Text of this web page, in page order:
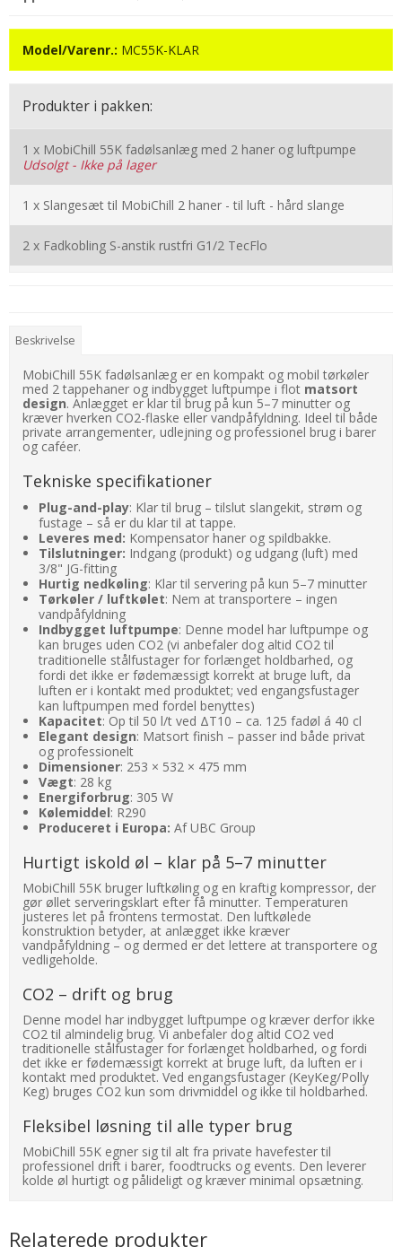
Model/Varenr.: MC55K-KLAR
Produkter i pakken:
1 x MobiChill 55K fadølsanlæg med 2 haner og luftpumpe
Udsolgt - Ikke på lager
1 x Slangesæt til MobiChill 2 haner - til luft - hård slange
2 x Fadkobling S-anstik rustfri G1/2 TecFlo
Beskrivelse
MobiChill 55K fadølsanlæg er en kompakt og mobil tørkøler
med 2 tappehaner og indbygget luftpumpe i flot matsort
design. Anlægget er klar til brug på kun 5–7 minutter og
kræver hverken CO2-flaske eller vandpåfyldning. Ideel til både
private arrangementer, udlejning og professionel brug i barer
og caféer.
Tekniske specifikationer
Plug-and-play: Klar til brug – tilslut slangekit, strøm og
fustage – så er du klar til at tappe.
Leveres med: Kompensator haner og spildbakke.
Tilslutninger: Indgang (produkt) og udgang (luft) med
3/8" JG-fitting
Hurtig nedkøling: Klar til servering på kun 5–7 minutter
Tørkøler / luftkølet: Nem at transportere – ingen
vandpåfyldning
Indbygget luftpumpe: Denne model har luftpumpe og
kan bruges uden CO2 (vi anbefaler dog altid CO2 til
traditionelle stålfustager for forlænget holdbarhed, og
fordi det ikke er fødemæssigt korrekt at bruge luft, da
luften er i kontakt med produktet; ved engangsfustager
kan luftpumpen med fordel benyttes)
Kapacitet: Op til 50 l/t ved ΔT10 – ca. 125 fadøl á 40 cl
Elegant design: Matsort finish – passer ind både privat
og professionelt
Dimensioner: 253 × 532 × 475 mm
Vægt: 28 kg
Energiforbrug: 305 W
Kølemiddel: R290
Produceret i Europa: Af UBC Group
Hurtigt iskold øl – klar på 5–7 minutter
MobiChill 55K bruger luftkøling og en kraftig kompressor, der
gør øllet serveringsklart efter få minutter. Temperaturen
justeres let på frontens termostat. Den luftkølede
konstruktion betyder, at anlægget ikke kræver
vandpåfyldning – og dermed er det lettere at transportere og
vedligeholde.
CO2 – drift og brug
Denne model har indbygget luftpumpe og kræver derfor ikke
CO2 til almindelig brug. Vi anbefaler dog altid CO2 ved
traditionelle stålfustager for forlænget holdbarhed, og fordi
det ikke er fødemæssigt korrekt at bruge luft, da luften er i
kontakt med produktet. Ved engangsfustager (KeyKeg/Polly
Keg) bruges CO2 kun som drivmiddel og ikke til holdbarhed.
Fleksibel løsning til alle typer brug
MobiChill 55K egner sig til alt fra private havefester til
professionel drift i barer, foodtrucks og events. Den leverer
kolde øl hurtigt og pålideligt og kræver minimal opsætning.
Relaterede produkter